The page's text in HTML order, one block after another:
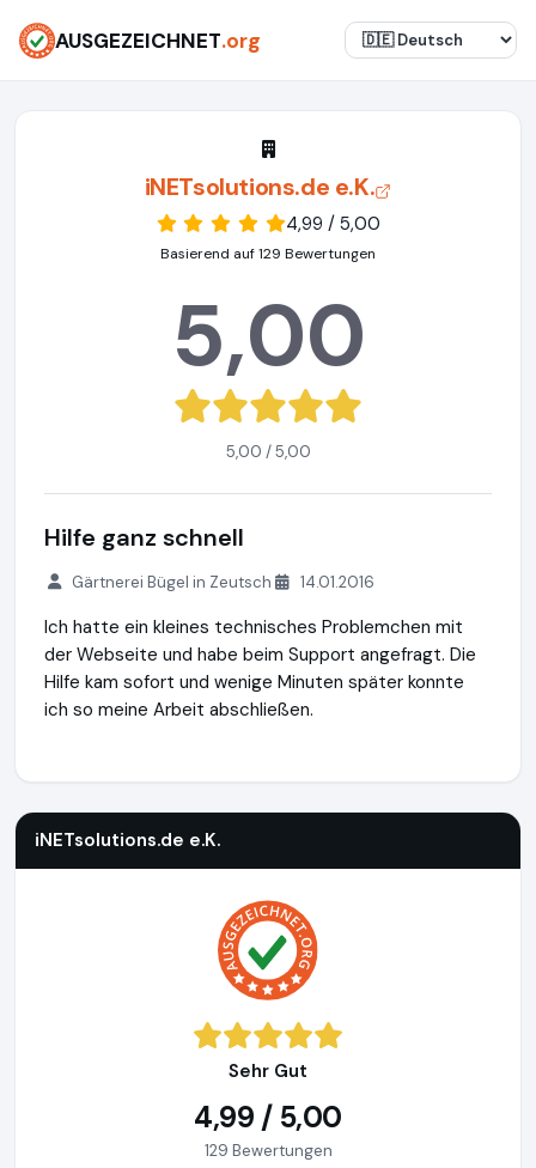
AUSGEZEICHNET.org
iNETsolutions.de e.K.
4,99 / 5,00
Basierend auf 129 Bewertungen
5,00
5,00 / 5,00
Hilfe ganz schnell
Gärtnerei Bügel in Zeutsch 14.01.2016
Ich hatte ein kleines technisches Problemchen mit
der Webseite und habe beim Support angefragt. Die
Hilfe kam sofort und wenige Minuten später konnte
ich so meine Arbeit abschließen.
iNETsolutions.de e.K.
Sehr Gut
4,99 / 5,00
129 Bewertungen